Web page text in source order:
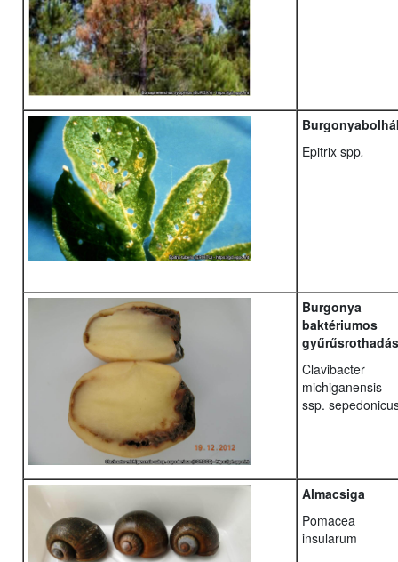
Epitrix spp.
Burgonya
baktériumos
Clavibacter
michiganensis
ssp.
Almacsiga
Pomacea
insularum